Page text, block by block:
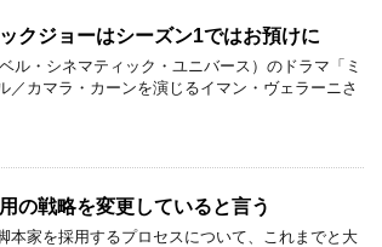
クジョーはシーズン1ではお預けに
ル・シネマティック・ユニバース）のドラマ「ミ
／カマラ・カーンを演じるイマン・ヴェラーニさ
の戦略を変更していると言う
本家を採用するプロセスについて、これまでと大